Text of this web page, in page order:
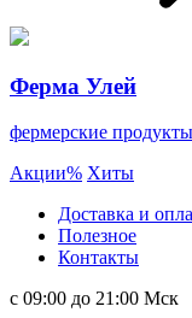
Ферма Улей
фермерские продукты
Акции% Хиты
Доставка и
Полезное
Контакты
с 09:00 до 21:00 Мск